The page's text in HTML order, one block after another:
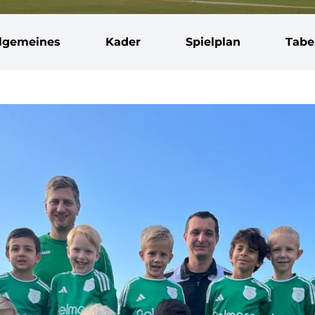
Kader Spielplan